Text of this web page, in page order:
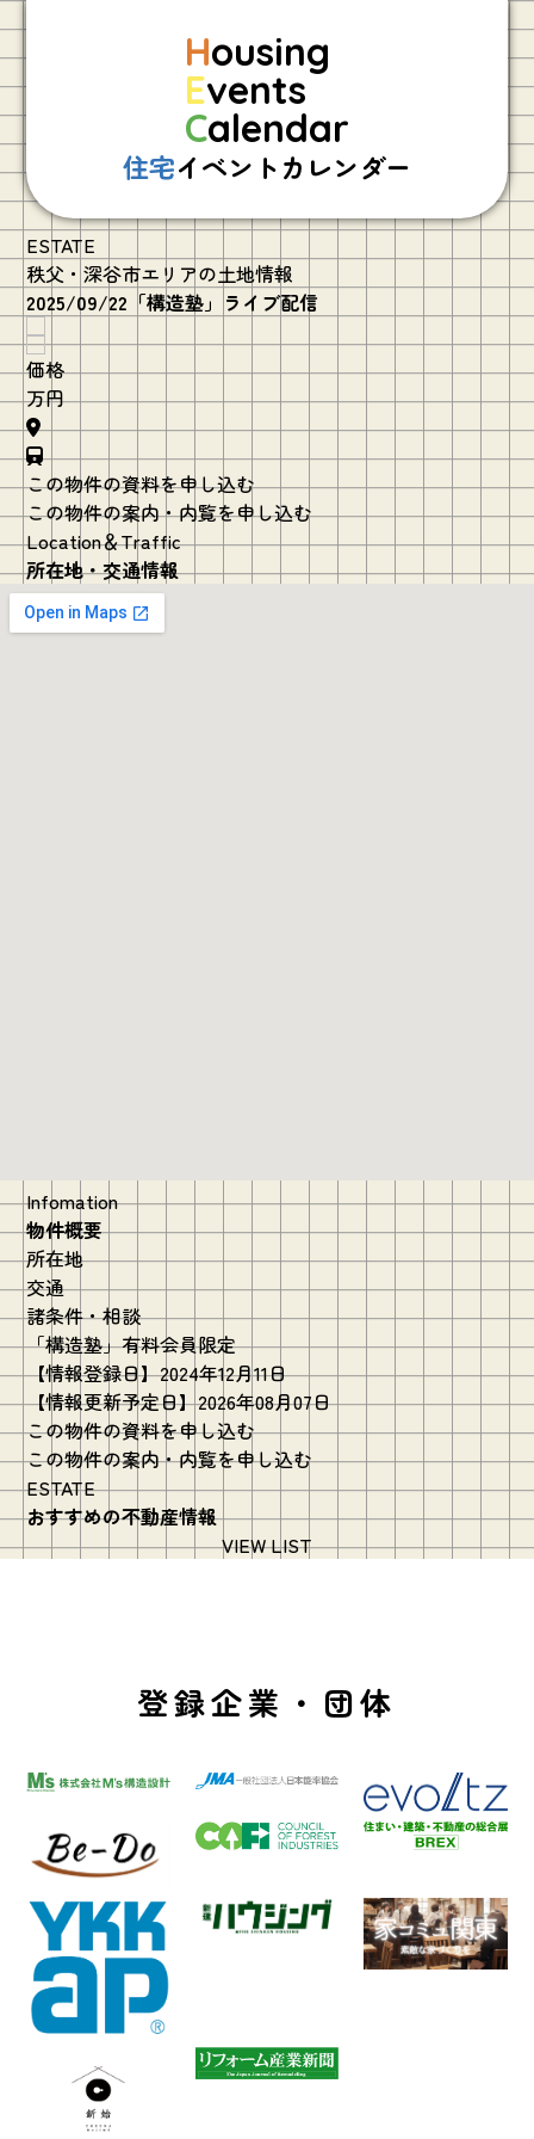
Housing
Events
Calendar
住宅イベントカレンダー
ESTATE
秩父・深谷市エリアの土地情報
2025/09/22「構造塾」ライブ配信
価格
万円
この物件の資料を申し込む
この物件の案内・内覧を申し込む
Location＆Traffic
所在地・交通情報
Infomation
物件概要
所在地
交通
諸条件・相談
「構造塾」有料会員限定
【情報登録日】2024年12月11日
【情報更新予定日】2026年08月07日
この物件の資料を申し込む
この物件の案内・内覧を申し込む
ESTATE
おすすめの不動産情報
VIEW LIST
登録企業・団体